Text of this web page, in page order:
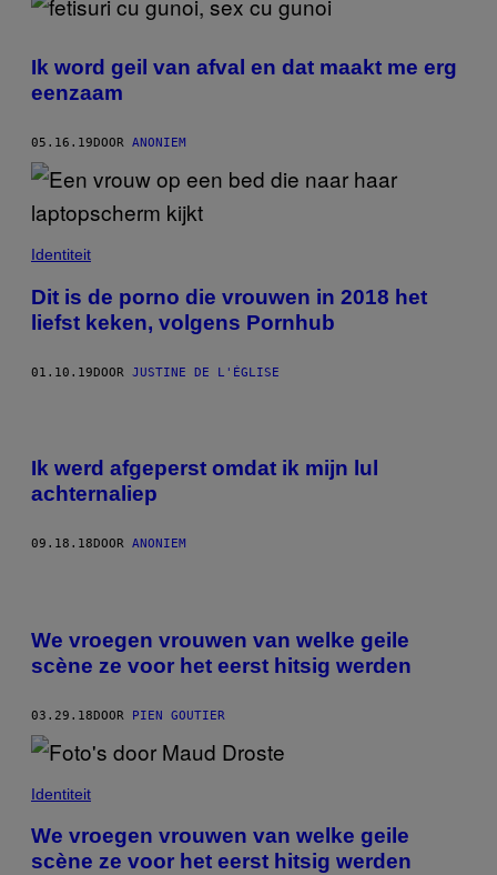
Ik word geil van afval en dat maakt me erg
eenzaam
05.16.19DOOR ANONIEM
Identiteit
Dit is de porno die vrouwen in 2018 het
liefst keken, volgens Pornhub
01.10.19DOOR JUSTINE DE L'ÉGLISE
Ik werd afgeperst omdat ik mijn lul
achternaliep
09.18.18 DOOR ANONIEM
We vroegen vrouwen van welke geile
scène ze voor het eerst hitsig werden
03.29.18DOOR PIEN GOUTIER
Identiteit
We vroegen vrouwen van welke geile
scène ze voor het eerst hitsig werden